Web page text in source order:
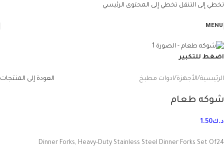
تخطي إلى التنقل تخطي إلى المحتوى الرئيسي
MENU
اضغط للتكبير
الرئيسية/الأجهزة/ادوات مطبخ العودة إلى المنتجات
شوكه طعام
د.ك1.50
Dinner Forks, Heavy-Duty Stainless Steel Dinner Forks Set Of24